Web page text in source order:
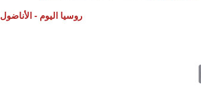
روسيا اليوم - الأناضول